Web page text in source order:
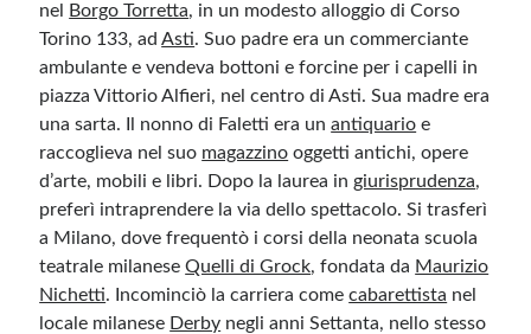
tramite link né del loro contenuto, che può essere soggetto a variazioni nel tempo.
Meta
Accedi
Feed dei contenuti
Feed dei commenti
WordPress.org
nel
Borgo Torretta, in un modesto alloggio di Corso
Torino 133, adAsti. Suo padre era un commerciante
ambulante e vendeva bottoni e forcine per i capelli in
piazza Vittorio Alfieri, nel centro di Asti. Sua madre era
una sarta. Il nonno di Faletti era unantiquario e
raccoglieva nel suo magazzino oggetti antichi, opere
d’arte, mobili e libri. Dopo la laurea in giurisprudenza,
preferì intraprendere la via dello spettacolo. Si trasferì
a Milano, dove frequentò i corsi della neonata scuola
teatrale milaneseQuelli di Grock, fondata da Maurizio
Nichetti. Incominciò la carriera comecabarettista nel
locale milanese Derby negli anni Settanta, nello stesso